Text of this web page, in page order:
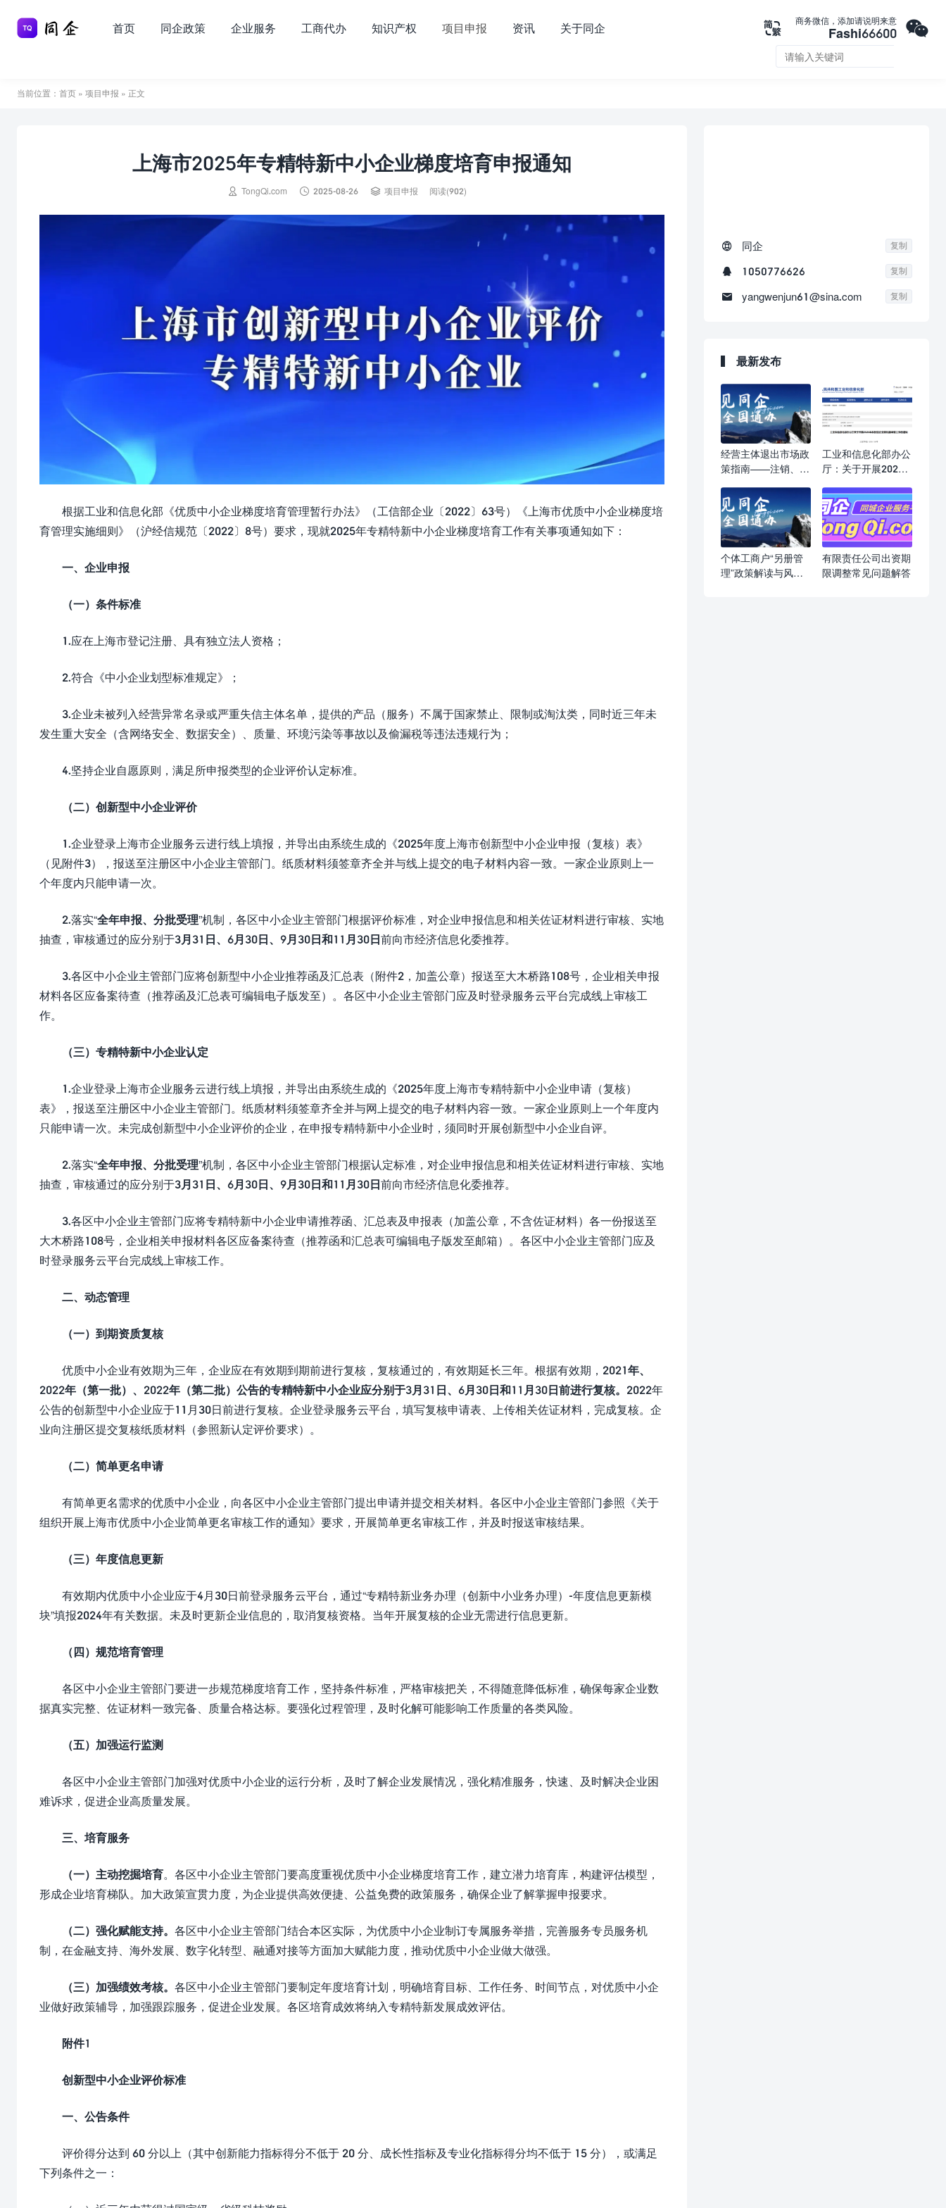
商务微信，添加请说明来意
Fashi66600 

首页 同企政策 企业服务 工商代办 知识产权 项目申报 资讯 关于同企
当前位置： 首页 » 项目申报 » 正文
上海市2025年专精特新中小企业梯度培育申报通知
 TongQi.com  2025-08-26  项目申报 阅读(902)
根据工业和信息化部《优质中小企业梯度培育管理暂行办法》（工信部企业〔2022〕63号）《上海市优质中小企业梯度培
育管理实施细则》（沪经信规范〔2022〕8号）要求，现就2025年专精特新中小企业梯度培育工作有关事项通知如下：
一、企业申报
（一）条件标准
1.应在上海市登记注册、具有独立法人资格；
2.符合《中小企业划型标准规定》；
3.企业未被列入经营异常名录或严重失信主体名单，提供的产品（服务）不属于国家禁止、限制或淘汰类，同时近三年未
发生重大安全（含网络安全、数据安全）、质量、环境污染等事故以及偷漏税等违法违规行为；
4.坚持企业自愿原则，满足所申报类型的企业评价认定标准。
（二）创新型中小企业评价
1.企业登录上海市企业服务云进行线上填报，并导出由系统生成的《2025年度上海市创新型中小企业申报（复核）表》
（见附件3），报送至注册区中小企业主管部门。纸质材料须签章齐全并与线上提交的电子材料内容一致。一家企业原则上一
个年度内只能申请一次。
2.落实“全年申报、分批受理”机制，各区中小企业主管部门根据评价标准，对企业申报信息和相关佐证材料进行审核、实地
抽查，审核通过的应分别于3月31日、6月30日、9月30日和11月30日前向市经济信息化委推荐。
3.各区中小企业主管部门应将创新型中小企业推荐函及汇总表（附件2，加盖公章）报送至大木桥路108号，企业相关申报
材料各区应备案待查（推荐函及汇总表可编辑电子版发至）。各区中小企业主管部门应及时登录服务云平台完成线上审核工
作。
（三）专精特新中小企业认定
1.企业登录上海市企业服务云进行线上填报，并导出由系统生成的《2025年度上海市专精特新中小企业申请（复核）
表》，报送至注册区中小企业主管部门。纸质材料须签章齐全并与网上提交的电子材料内容一致。一家企业原则上一个年度内
只能申请一次。未完成创新型中小企业评价的企业，在申报专精特新中小企业时，须同时开展创新型中小企业自评。
2.落实“全年申报、分批受理”机制，各区中小企业主管部门根据认定标准，对企业申报信息和相关佐证材料进行审核、实地
抽查，审核通过的应分别于3月31日、6月30日、9月30日和11月30日前向市经济信息化委推荐。
3.各区中小企业主管部门应将专精特新中小企业申请推荐函、汇总表及申报表（加盖公章，不含佐证材料）各一份报送至
大木桥路108号，企业相关申报材料各区应备案待查（推荐函和汇总表可编辑电子版发至邮箱）。各区中小企业主管部门应及
时登录服务云平台完成线上审核工作。
二、动态管理
（一）到期资质复核
优质中小企业有效期为三年，企业应在有效期到期前进行复核，复核通过的，有效期延长三年。根据有效期， 2021年、
2022年（第一批）、2022年（第二批）公告的专精特新中小企业应分别于3月31日、6月30日和11月30日前进行复核。 2022年
公告的创新型中小企业应于11月30日前进行复核。企业登录服务云平台，填写复核申请表、上传相关佐证材料，完成复核。企
业向注册区提交复核纸质材料（参照新认定评价要求）。
（二）简单更名申请
有简单更名需求的优质中小企业，向各区中小企业主管部门提出申请并提交相关材料。各区中小企业主管部门参照《关于
组织开展上海市优质中小企业简单更名审核工作的通知》要求，开展简单更名审核工作，并及时报送审核结果。
（三）年度信息更新
有效期内优质中小企业应于4月30日前登录服务云平台，通过“专精特新业务办理（创新中小业务办理）-年度信息更新模
块”填报2024年有关数据。未及时更新企业信息的，取消复核资格。当年开展复核的企业无需进行信息更新。
（四）规范培育管理
各区中小企业主管部门要进一步规范梯度培育工作，坚持条件标准，严格审核把关，不得随意降低标准，确保每家企业数
据真实完整、佐证材料一致完备、质量合格达标。要强化过程管理，及时化解可能影响工作质量的各类风险。
（五）加强运行监测
各区中小企业主管部门加强对优质中小企业的运行分析，及时了解企业发展情况，强化精准服务，快速、及时解决企业困
难诉求，促进企业高质量发展。
三、培育服务
（一）主动挖掘培育。各区中小企业主管部门要高度重视优质中小企业梯度培育工作，建立潜力培育库，构建评估模型，
形成企业培育梯队。加大政策宣贯力度，为企业提供高效便捷、公益免费的政策服务，确保企业了解掌握申报要求。
（二）强化赋能支持。 各区中小企业主管部门结合本区实际，为优质中小企业制订专属服务举措，完善服务专员服务机
制，在金融支持、海外发展、数字化转型、融通对接等方面加大赋能力度，推动优质中小企业做大做强。
（三）加强绩效考核。 各区中小企业主管部门要制定年度培育计划，明确培育目标、工作任务、时间节点，对优质中小企
业做好政策辅导，加强跟踪服务，促进企业发展。各区培育成效将纳入专精特新发展成效评估。
附件1
创新型中小企业评价标准
一、公告条件
评价得分达到 60 分以上（其中创新能力指标得分不低于 20 分、成长性指标及专业化指标得分均不低于 15 分），或满足
下列条件之一：
 同企 复制
 1050776626 复制
 yangwenjun61@sina.com 复制
最新发布
经营主体退出市场政
策指南——注销、吊
读懂
工业和信息化部办公
厅：关于开展2026
申报工作的通知
个体工商户“另册管
理”政策解读与风险
有限责任公司出资期
限调整常见问题解答